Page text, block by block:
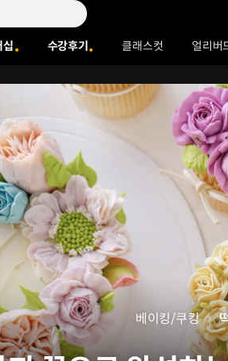
십 수강후기 클래스컷 얼리버
베이킹/쿠킹